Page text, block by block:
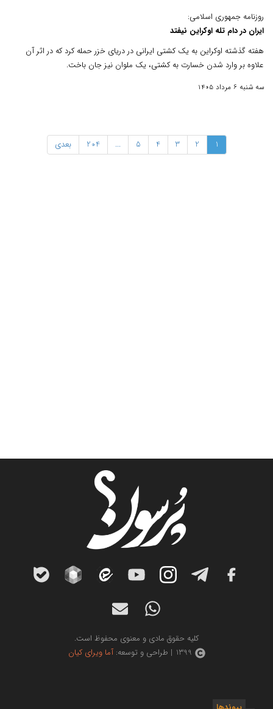
روزنامه جمهوری اسلامی:
ایران در دام تله اوکراین نیفتد
هفته گذشته اوکراین به یک کشتی ایرانی در دریای خزر حمله کرد که در اثر آن
علاوه بر وارد شدن خسارت به کشتی، یک ملوان نیز جان باخت.
سه شنبه 6 مرداد 1405
1
2
3
4
5
...
204 بعدی
کلیه حقوق مادی و معنوی محفوظ است.
1399 | طراحی و توسعه:
آما ویرای کیان